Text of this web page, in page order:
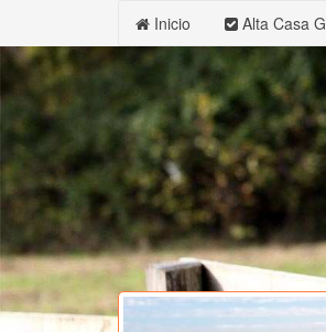
Inicio Alta Casa